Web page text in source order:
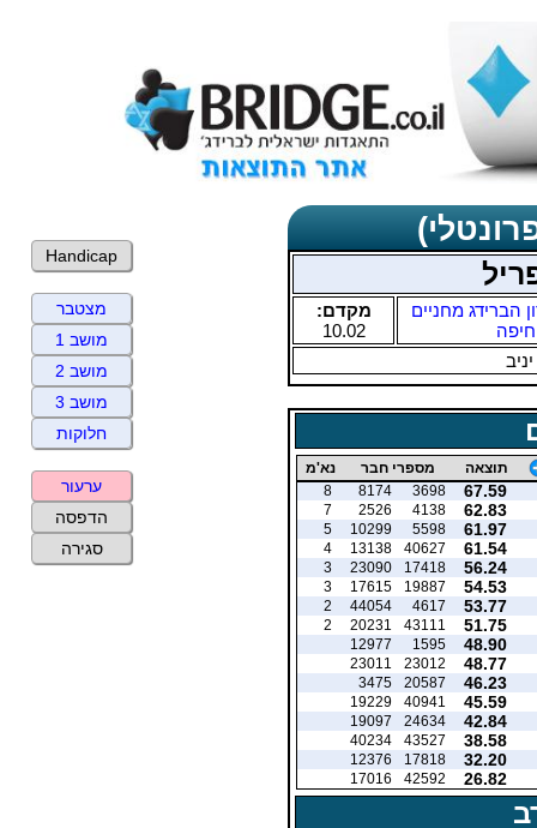
הברידג מחניים
חיפה
מקדם:
10.02
תוצאה מספרי חבר נא'מ
67.59
3698
8174
8
62.83
4138
2526
7
61.97
5598
10299
5
61.54
40627
13138
4
56.24
17418
23090
3
54.53
19887
17615
3
53.77
4617
44054
2
51.75
43111
20231
2
48.90
1595
12977
48.77
23012
23011
46.23
20587
3475
45.59
40941
19229
42.84
24634
19097
38.58
43527
40234
32.20
17818
12376
26.82
42592
17016
Handicap
מצטבר
מושב 1
מושב 2
מושב 3
חלוקות
ערעור
הדפסה
סגירה